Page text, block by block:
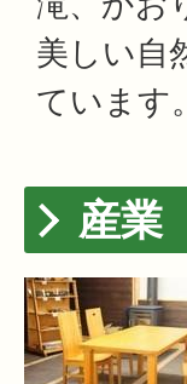
美しい自
ています。
産業